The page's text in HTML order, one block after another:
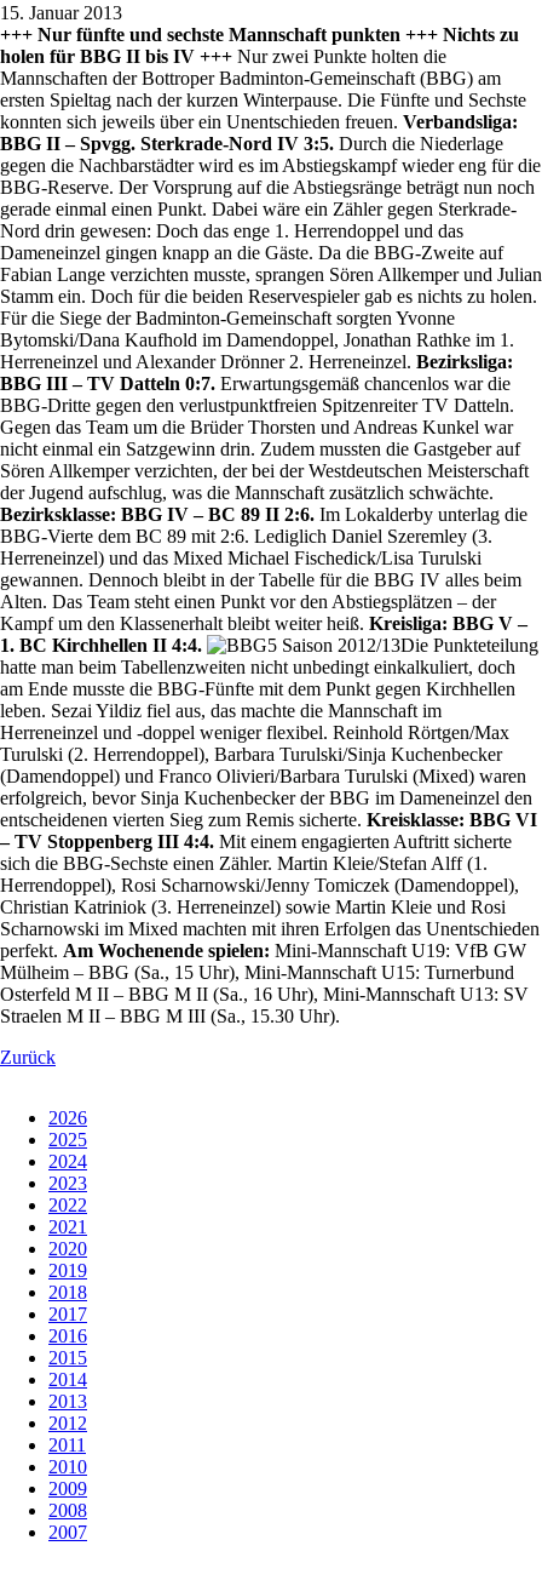
15. Januar 2013
+++ Nur fünfte und sechste Mannschaft punkten +++ Nichts zu
holen für BBG II bis IV +++ Nur zwei Punkte holten die
Mannschaften der Bottroper Badminton-Gemeinschaft (BBG) am
ersten Spieltag nach der kurzen Winterpause. Die Fünfte und Sechste
konnten sich jeweils über ein Unentschieden freuen. Verbandsliga:
BBG II – Spvgg. Sterkrade-Nord IV 3:5. Durch die Niederlage
gegen die Nachbarstädter wird es im Abstiegskampf wieder eng für die
BBG-Reserve. Der Vorsprung auf die Abstiegsränge beträgt nun noch
gerade einmal einen Punkt. Dabei wäre ein Zähler gegen Sterkrade-
Nord drin gewesen: Doch das enge 1. Herrendoppel und das
Dameneinzel gingen knapp an die Gäste. Da die BBG-Zweite auf
Fabian Lange verzichten musste, sprangen Sören Allkemper und Julian
Stamm ein. Doch für die beiden Reservespieler gab es nichts zu holen.
Für die Siege der Badminton-Gemeinschaft sorgten Yvonne
Bytomski/Dana Kaufhold im Damendoppel, Jonathan Rathke im 1.
Herreneinzel und Alexander Drönner 2. Herreneinzel. Bezirksliga:
BBG III – TV Datteln 0:7. Erwartungsgemäß chancenlos war die
BBG-Dritte gegen den verlustpunktfreien Spitzenreiter TV Datteln.
Gegen das Team um die Brüder Thorsten und Andreas Kunkel war
nicht einmal ein Satzgewinn drin. Zudem mussten die Gastgeber auf
Sören Allkemper verzichten, der bei der Westdeutschen Meisterschaft
der Jugend aufschlug, was die Mannschaft zusätzlich schwächte.
Bezirksklasse: BBG IV – BC 89 II 2:6. Im Lokalderby unterlag die
BBG-Vierte dem BC 89 mit 2:6. Lediglich Daniel Szeremley (3.
Herreneinzel) und das Mixed Michael Fischedick/Lisa Turulski
gewannen. Dennoch bleibt in der Tabelle für die BBG IV alles beim
Alten. Das Team steht einen Punkt vor den Abstiegsplätzen – der
Kampf um den Klassenerhalt bleibt weiter heiß. Kreisliga: BBG V –
1. BC Kirchhellen II 4:4.
Die Punkteteilung
hatte man beim Tabellenzweiten nicht unbedingt einkalkuliert, doch
am Ende musste die BBG-Fünfte mit dem Punkt gegen Kirchhellen
leben. Sezai Yildiz fiel aus, das machte die Mannschaft im
Herreneinzel und -doppel weniger flexibel. Reinhold Rörtgen/Max
Turulski (2. Herrendoppel), Barbara Turulski/Sinja Kuchenbecker
(Damendoppel) und Franco Olivieri/Barbara Turulski (Mixed) waren
erfolgreich, bevor Sinja Kuchenbecker der BBG im Dameneinzel den
entscheidenen vierten Sieg zum Remis sicherte. Kreisklasse: BBG VI
– TV Stoppenberg III 4:4. Mit einem engagierten Auftritt sicherte
sich die BBG-Sechste einen Zähler. Martin Kleie/Stefan Alff (1.
Herrendoppel), Rosi Scharnowski/Jenny Tomiczek (Damendoppel),
Christian Katriniok (3. Herreneinzel) sowie Martin Kleie und Rosi
Scharnowski im Mixed machten mit ihren Erfolgen das Unentschieden
perfekt. Am Wochenende spielen: Mini-Mannschaft U19: VfB GW
Mülheim – BBG (Sa., 15 Uhr), Mini-Mannschaft U15: Turnerbund
Osterfeld M II – BBG M II (Sa., 16 Uhr), Mini-Mannschaft U13: SV
Straelen M II – BBG M III (Sa., 15.30 Uhr).
Zurück
2026
2025
2024
2023
2022
2021
2020
2019
2018
2017
2016
2015
2014
2013
2012
2011
2010
2009
2008
2007